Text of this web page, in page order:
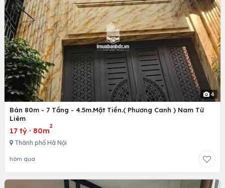
4
Bán 80m - 7 Tầng - 4.5m.Mặt Tiền.( Phương Canh ) Nam Từ
Liêm
17 tỷ · 80m
2
Thành phố Hà Nội
hôm qua